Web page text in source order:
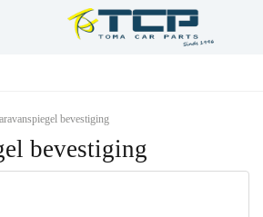
bevestiging
bevestiging